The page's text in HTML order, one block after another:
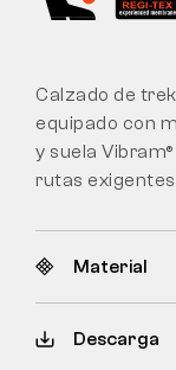
Calzado de
equipado con
y suela
rutas
Material
Descarga